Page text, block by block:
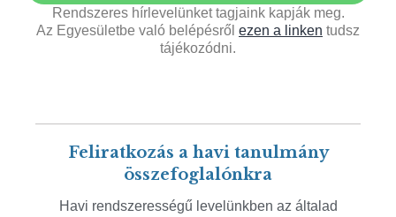
Rendszeres hírlevelünket tagjaink kapják meg.
Az Egyesületbe való belépésről ezen a linken tudsz
tájékozódni.
Feliratkozás a havi tanulmány
összefoglalónkra
Havi rendszerességű levelünkben az általad